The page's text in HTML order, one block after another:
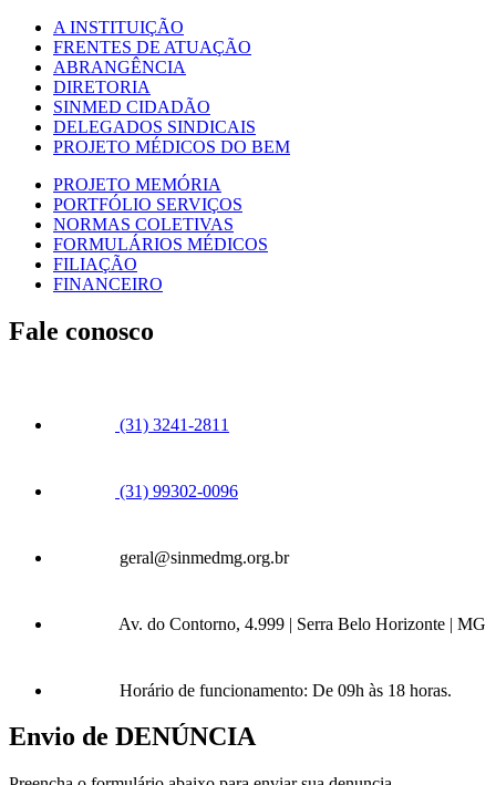
A INSTITUIÇÃO
FRENTES DE ATUAÇÃO
ABRANGÊNCIA
DIRETORIA
SINMED CIDADÃO
DELEGADOS SINDICAIS
PROJETO MÉDICOS DO BEM
PROJETO MEMÓRIA
PORTFÓLIO SERVIÇOS
NORMAS COLETIVAS
FORMULÁRIOS MÉDICOS
FILIAÇÃO
FINANCEIRO
Fale conosco
(31) 3241-2811
(31) 99302-0096
geral@sinmedmg.org.br
Av. do Contorno, 4.999 | Serra Belo Horizonte | MG
Horário de funcionamento: De 09h às 18 horas.
Envio de DENÚNCIA